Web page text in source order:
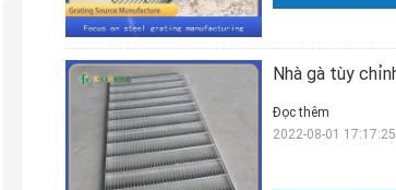
Nhà gà tùy
Đọc thêm
2022-08-01 17:17:25